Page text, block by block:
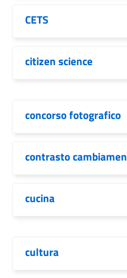
CETS
citizen science
concorso fotografico
contrasto
cucina
cultura